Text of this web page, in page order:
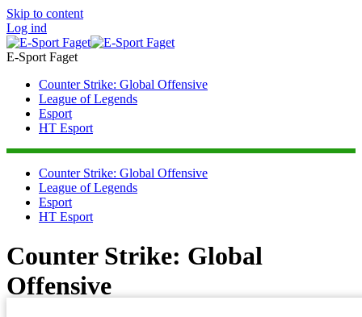
Skip to content
Log ind
E-Sport Faget
Counter Strike: Global Offensive
League of Legends
Esport
HT Esport
Counter Strike: Global Offensive
League of Legends
Esport
HT Esport
Counter Strike: Global
Offensive